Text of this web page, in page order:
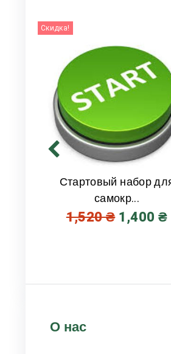
Скидка!
Стартовый набор
самокр...
1,520₴ 1,400 ₴
О нас